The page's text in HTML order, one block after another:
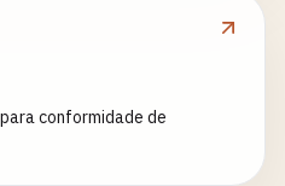
conformidade de